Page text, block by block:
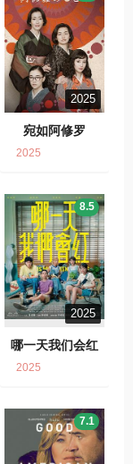
2025
宛如阿修罗
2025
2025
哪一天我们会红
8.5
2025
7.1